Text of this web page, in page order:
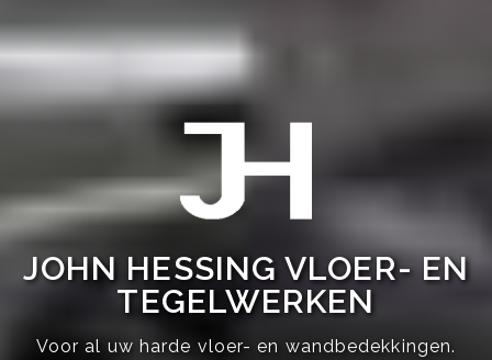
JOHN HESSING VLOER- EN
TEGELWERKEN
Voor al uw harde vloer- en wandbedekkingen.